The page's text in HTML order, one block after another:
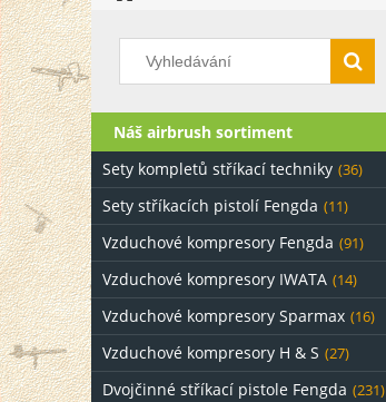
Náš airbrush sortiment
Sety kompletů stříkací techniky (36)
Sety stříkacích pistolí Fengda (11)
Vzduchové kompresory Fengda (91)
Vzduchové kompresory IWATA (14)
Vzduchové kompresory Sparmax (16)
Vzduchové kompresory H & S (27)
Dvojčinné stříkací pistole Fengda (231)